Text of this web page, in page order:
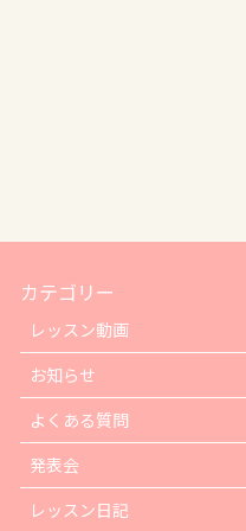
カテゴリー
レッスン動画
お知らせ
よくある質問
発表会
レッスン日記